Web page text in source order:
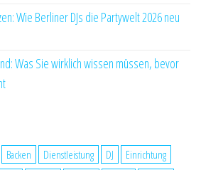
Wie Berliner DJs die Partywelt 2026 neu
Was Sie wirklich wissen müssen, bevor
Backen Dienstleistung DJ
Einrichtung